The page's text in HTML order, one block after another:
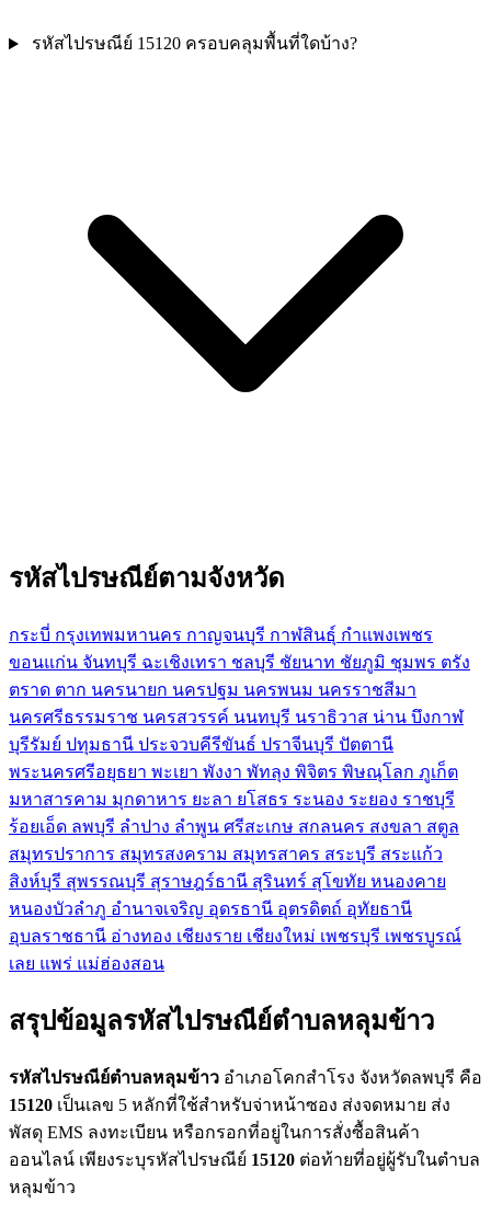
รหัสไปรษณีย์ 15120 ครอบคลุมพื้นที่ใดบ้าง?
รหัสไปรษณีย์ตามจังหวัด
กระบี่ กรุงเทพมหานคร กาญจนบุรี กาฬสินธุ์ กำแพงเพชร
ขอนแก่น จันทบุรี ฉะเชิงเทรา ชลบุรี ชัยนาท ชัยภูมิ ชุมพร ตรัง
ตราด ตาก นครนายก นครปฐม นครพนม นครราชสีมา
นครศรีธรรมราช นครสวรรค์ นนทบุรี นราธิวาส น่าน บึงกาฬ
บุรีรัมย์ ปทุมธานี ประจวบคีรีขันธ์ ปราจีนบุรี ปัตตานี
พระนครศรีอยุธยา พะเยา พังงา พัทลุง พิจิตร พิษณุโลก ภูเก็ต
มหาสารคาม มุกดาหาร ยะลา ยโสธร ระนอง ระยอง ราชบุรี
ร้อยเอ็ด ลพบุรี ลำปาง ลำพูน ศรีสะเกษ สกลนคร สงขลา สตูล
สมุทรปราการ สมุทรสงคราม สมุทรสาคร สระบุรี สระแก้ว
สิงห์บุรี สุพรรณบุรี สุราษฎร์ธานี สุรินทร์ สุโขทัย หนองคาย
หนองบัวลำภู อำนาจเจริญ อุดรธานี อุตรดิตถ์ อุทัยธานี
อุบลราชธานี อ่างทอง เชียงราย เชียงใหม่ เพชรบุรี เพชรบูรณ์
เลย แพร่ แม่ฮ่องสอน
สรุปข้อมูลรหัสไปรษณีย์ตำบลหลุมข้าว
รหัสไปรษณีย์ตำบลหลุมข้าว อำเภอโคกสำโรง จังหวัดลพบุรี คือ
15120 เป็นเลข 5 หลักที่ใช้สำหรับจ่าหน้าซอง ส่งจดหมาย ส่ง
พัสดุ EMS ลงทะเบียน หรือกรอกที่อยู่ในการสั่งซื้อสินค้า
ออนไลน์ เพียงระบุรหัสไปรษณีย์ 15120 ต่อท้ายที่อยู่ผู้รับในตำบล
หลุมข้าว